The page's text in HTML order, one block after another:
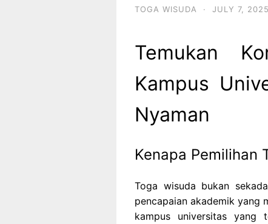
TOGA WISUDA · JULY 7, 2025
Temukan
Kampus
Nyaman
Kenapa Pemilihan
Toga wisuda bukan
pencapaian akademik yang
kampus universitas yang